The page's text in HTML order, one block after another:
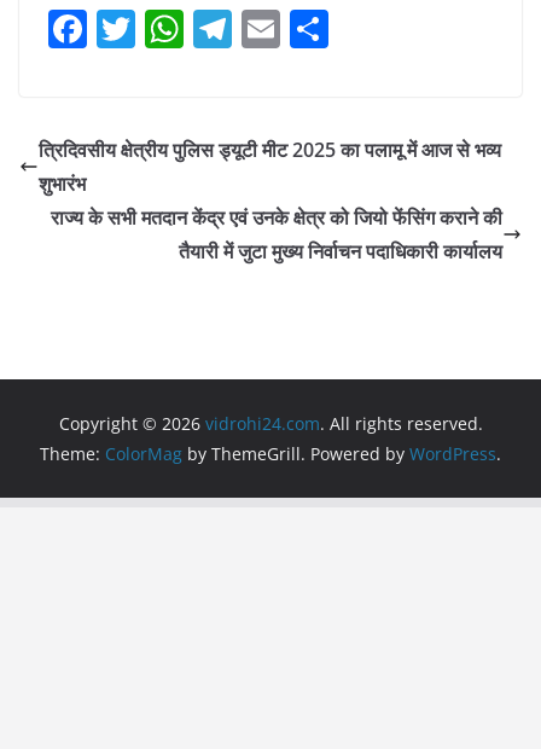
F
e
o
T
er
W
s
p
p
T
gr
m
E
l e
त्रिदिवसीय क्षेत्रीय पुलिस ड्यूटी मीट 2025 का पलामू में आज से भव्य
शुभारंभ
राज्य के सभी मतदान केंद्र एवं उनके क्षेत्र को जियो फेंसिंग कराने की
तैयारी में जुटा मुख्य निर्वाचन पदाधिकारी कार्यालय
Copyright © 2026 vidrohi24.com. All rights reserved.
Theme: ColorMag by ThemeGrill. Powered by WordPress.